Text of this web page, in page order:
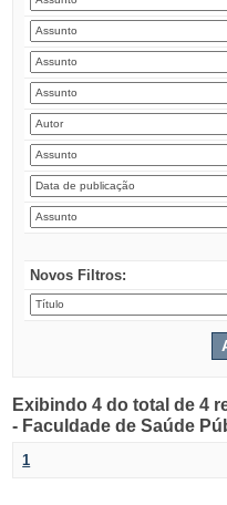
Novos Filtros:
Exibindo 4 do total de 4
- Faculdade de Saúde
1